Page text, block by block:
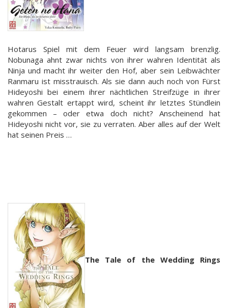
Hotarus Spiel mit dem Feuer wird langsam brenzlig.
Nobunaga ahnt zwar nichts von ihrer wahren Identität als
Ninja und macht ihr weiter den Hof, aber sein Leibwächter
Ranmaru ist misstrauisch. Als sie dann auch noch von Fürst
Hideyoshi bei einem ihrer nächtlichen Streifzüge in ihrer
wahren Gestalt ertappt wird, scheint ihr letztes Stündlein
gekommen – oder etwa doch nicht? Anscheinend hat
Hideyoshi nicht vor, sie zu verraten. Aber alles auf der Welt
hat seinen Preis …
The Tale of the Wedding Rings